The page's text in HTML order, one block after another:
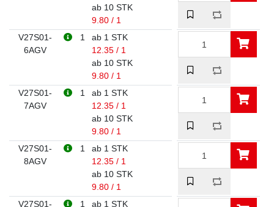
ab 10 STK
9.80 / 1
V27S01-
6AGV
1
ab 1 STK
12.35 / 1
ab 10 STK
9.80 / 1
V27S01-
7AGV
1
ab 1 STK
12.35 / 1
ab 10 STK
9.80 / 1
V27S01-
8AGV
1
ab 1 STK
12.35 / 1
ab 10 STK
9.80 / 1
V27S01-
1
ab 1 STK